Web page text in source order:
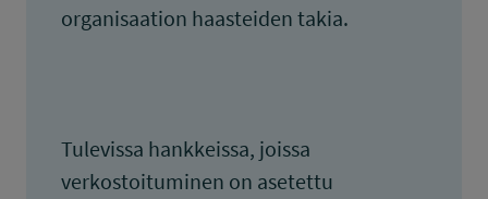
organisaation haasteiden takia.
Tulevissa hankkeissa, joissa
verkostoituminen on asetettu